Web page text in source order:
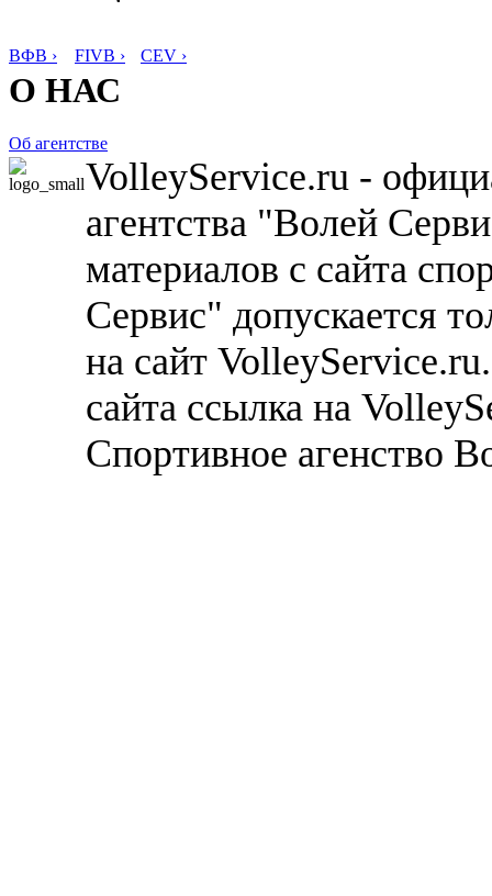
ВФВ › FIVB › CEV ›
О НАС
Об агентстве
VolleyService.ru -
агентства "Волей
материалов с сайта
Сервис" допускается
на сайт
сайта ссылка на
Спортивное агенство